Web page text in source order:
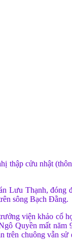
thập cửu nhật
Lưu Thạnh, đóng
sông Bạch Ðằng.
viện khảo cổ
Quyền mất năm
chuông vẫn